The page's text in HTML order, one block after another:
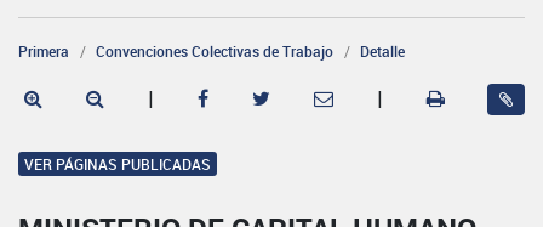
Primera Convenciones Colectivas de Trabajo Detalle
| |
VER PÁGINAS PUBLICADAS